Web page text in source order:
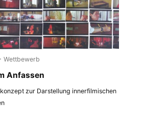
Wettbewerb
Anfassen
zur Darstellung innerfilmischen